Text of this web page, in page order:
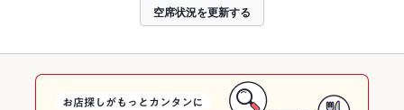
空席状況を更新する